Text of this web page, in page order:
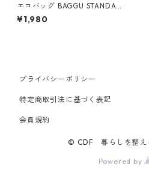
エコバッグ BAGGU STANDAR
D スタンダードバグゥ バグー
トマト
¥1,980
プライバシーポリシー
特定商取引法に基づく表記
会員規約
© CDF 暮らしを整え
Powered by